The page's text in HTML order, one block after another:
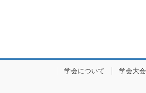
学会について 学会大会